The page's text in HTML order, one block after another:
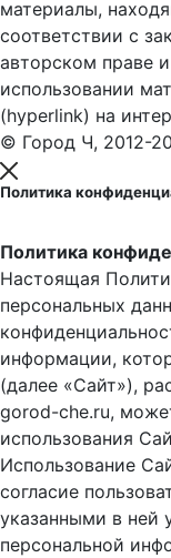
материалы,
соответствии с
авторском праве
использовании
(hyperlink) на
© Город Ч, 2012-
Политика
Политика
Настоящая
персональных
информации,
(далее «Сайт»),
gorod-che.ru,
использования
Использование
согласие
указанными в ней
персональной